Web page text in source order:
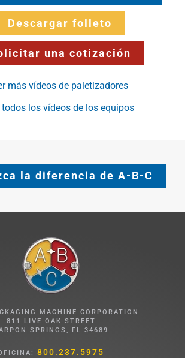
Descargar folleto
una cotización
más vídeos de paletizadores
todos los vídeos de los equipos
la diferencia de A-B-C
MACHINE CORPORATION
811 LIVE OAK STREET
SPRINGS, FL 34689
800.237.5975